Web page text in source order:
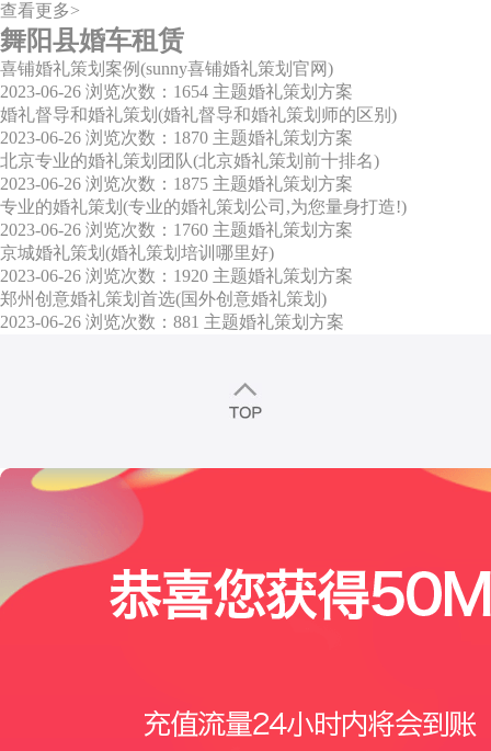
查看更多>
舞阳县婚车租赁
喜铺婚礼策划案例(sunny喜铺婚礼策划官网)
2023-06-26 浏览次数：1654 主题婚礼策划方案
婚礼督导和婚礼策划(婚礼督导和婚礼策划师的区别)
2023-06-26 浏览次数：1870 主题婚礼策划方案
北京专业的婚礼策划团队(北京婚礼策划前十排名)
2023-06-26 浏览次数：1875 主题婚礼策划方案
专业的婚礼策划(专业的婚礼策划公司,为您量身打造!)
2023-06-26 浏览次数：1760 主题婚礼策划方案
京城婚礼策划(婚礼策划培训哪里好)
2023-06-26 浏览次数：1920 主题婚礼策划方案
郑州创意婚礼策划首选(国外创意婚礼策划)
2023-06-26 浏览次数：881 主题婚礼策划方案